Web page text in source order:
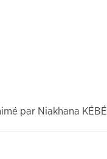
par Niakhana KÉBÉ